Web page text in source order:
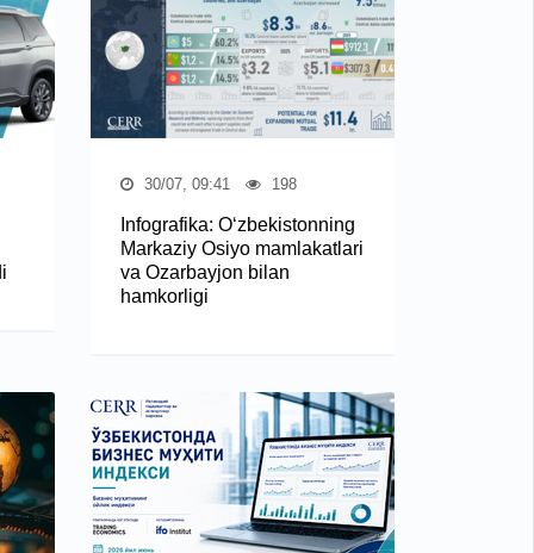
30/07, 09:41 198
Infografika: O‘zbekistonning
Markaziy Osiyo mamlakatlari
va Ozarbayjon bilan
hamkorligi